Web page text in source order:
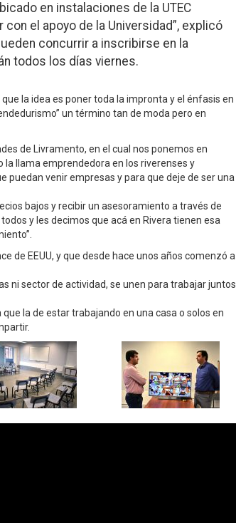
en instalaciones de la UTEC
el apoyo de la Universidad”, explicó
concurrir a inscribirse en la
todos los días viernes.
la idea es poner toda la impronta y el énfasis en
un término tan de moda pero en
de Livramento, en el cual nos ponemos en
la llama emprendedora en los riverenses y
puedan venir empresas y para que deje de ser una
bajos y recibir un asesoramiento a través de
y les decimos que acá en Rivera tienen esa
de EEUU, y que desde hace unos años comenzó a
ni sector de actividad, se unen para trabajar juntos
la de estar trabajando en una casa o solos en